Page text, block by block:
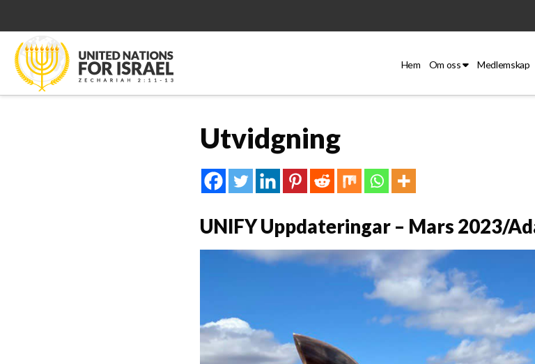
Hem Om oss Medlemskap
Utvidgning
UNIFY Uppdateringar – Mars 2023/